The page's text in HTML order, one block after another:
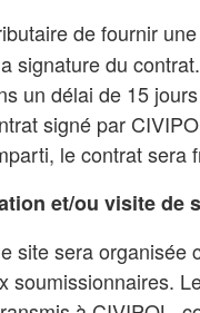
de fournir
signature du
un délai de 15
signé par
le contrat sera
et/ou visite de
site sera
soumissionnaires.